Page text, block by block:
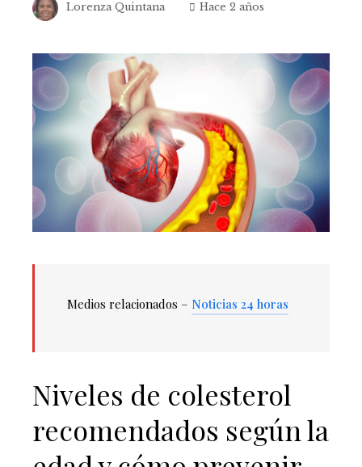
Lorenza Quintana Hace 2 años
Medios relacionados – Noticias 24 horas
Niveles de colesterol
recomendados según la